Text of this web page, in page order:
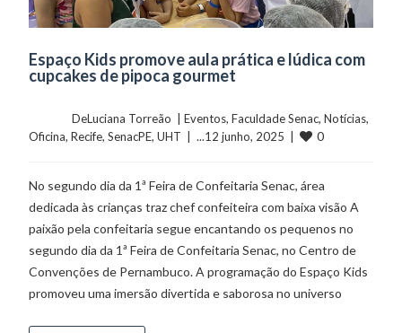
Espaço Kids promove aula prática e lúdica com
cupcakes de pipoca gourmet
	    	DeLuciana Torreão  |
Eventos, Faculdade Senac, Notícias
Oficina, Recife, SenacPE, UHT
  |  ...12 junho, 2025  |
0
No segundo dia da 1ª Feira de Confeitaria Senac, área
dedicada às crianças traz chef confeiteira com baixa visão A
paixão pela confeitaria segue encantando os pequenos no
segundo dia da 1ª Feira de Confeitaria Senac, no Centro de
Convenções de Pernambuco. A programação do Espaço Kids
promoveu uma imersão divertida e saborosa no universo